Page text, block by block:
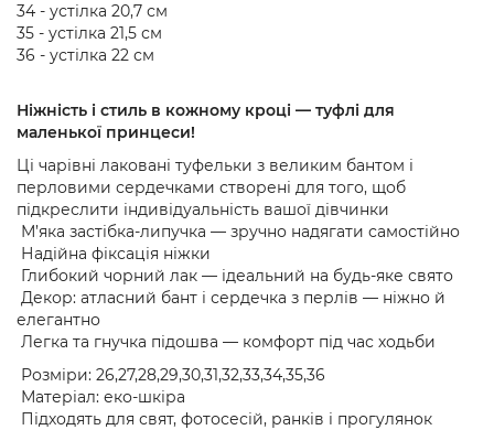
34 - устілка 20,7 см
35 - устілка 21,5 см
36 - устілка 22 см
Ніжність і стиль в кожному кроці — туфлі для
маленької принцеси!
Ці чарівні лаковані туфельки з великим бантом і
перловими сердечками створені для того, щоб
підкреслити індивідуальність вашої дівчинки
М’яка застібка-липучка — зручно надягати самостійно
Надійна фіксація ніжки
Глибокий чорний лак — ідеальний на будь-яке свято
Декор: атласний бант і сердечка з перлів — ніжно й
елегантно
Легка та гнучка підошва — комфорт під час ходьби
Розміри: 26,27,28,29,30,31,32,33,34,35,36
Матеріал: еко-шкіра
Підходять для свят, фотосесій, ранків і прогулянок